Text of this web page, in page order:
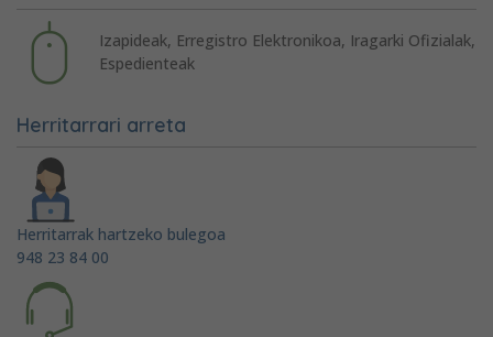
Izapideak, Erregistro Elektronikoa, Iragarki Ofizialak,
Espedienteak
Herritarrari arreta
Herritarrak hartzeko bulegoa
948 23 84 00